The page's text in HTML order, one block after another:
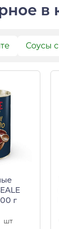
в
Соусы
г
шт